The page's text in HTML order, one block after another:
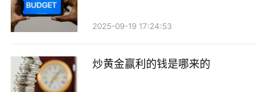
2025-09-19 17:24:53
炒黄金赢利的钱是哪来的